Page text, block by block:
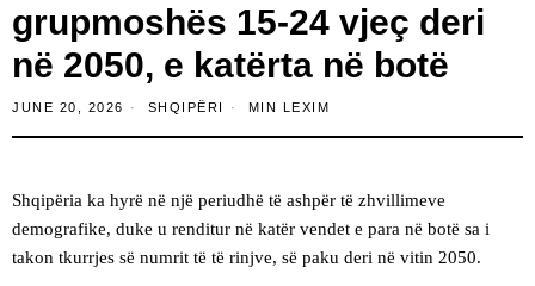
grupmoshës 15-24 vjeç deri
në 2050, e katërta në botë
JUNE 20, 2026 SHQIPËRI MIN LEXIM
Shqipëria ka hyrë në një periudhë të ashpër të zhvillimeve
demografike, duke u renditur në katër vendet e para në botë sa i
takon tkurrjes së numrit të të rinjve, së paku deri në vitin 2050.